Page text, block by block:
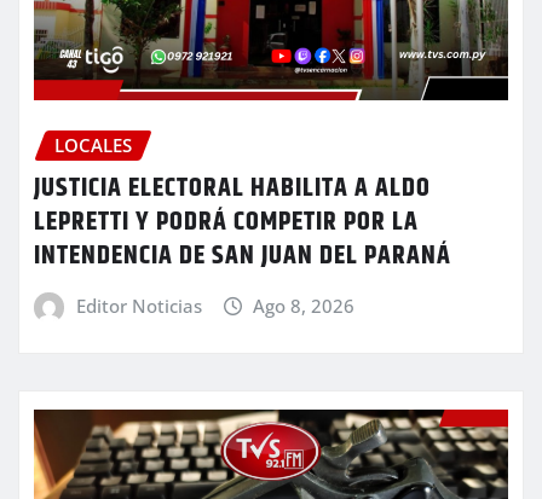
LOCALES
JUSTICIA ELECTORAL HABILITA A ALDO
LEPRETTI Y PODRÁ COMPETIR POR LA
INTENDENCIA DE SAN JUAN DEL PARANÁ
Editor Noticias Ago 8, 2026